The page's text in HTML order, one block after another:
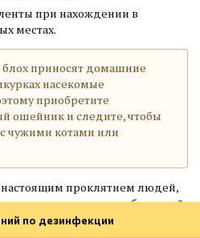
при нахождении в
местах.
блох приносят домашние
насекомые
приобретите
ошейник и следите, чтобы
чужими котами или
проклятием людей,
и других опасных болезней.
надежный заслон от всех
по дезинфекции